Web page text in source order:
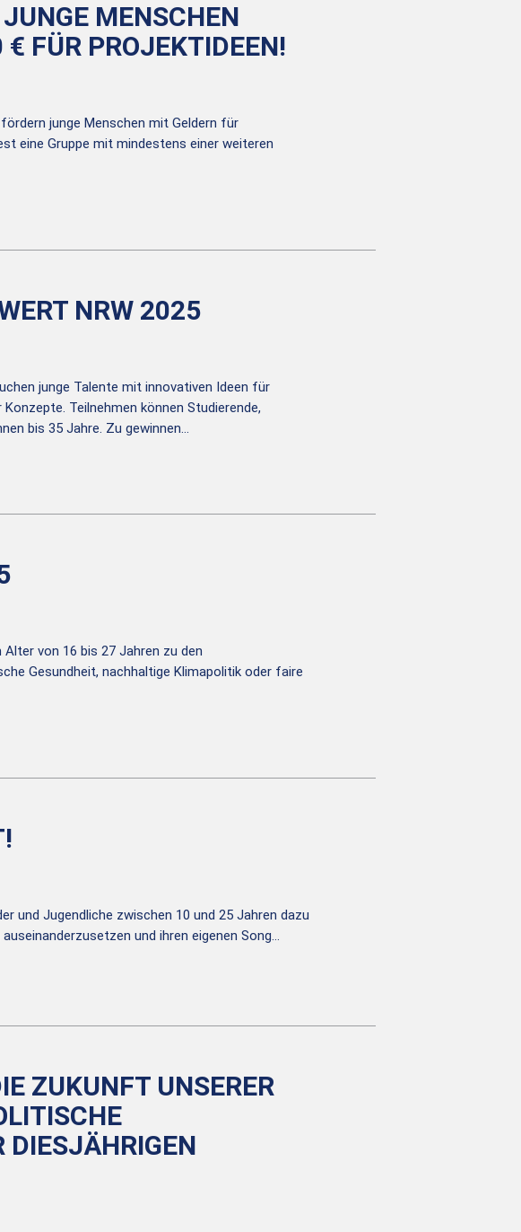
MENSCHEN
FÜR PROJEKTIDEEN!
junge Menschen mit Geldern für
eine Gruppe mit mindestens einer weiteren
NRW 2025
junge Talente mit innovativen Ideen für
Teilnehmen können Studierende,
bis 35 Jahre. Zu gewinnen…
von 16 bis 27 Jahren zu den
Gesundheit, nachhaltige Klimapolitik oder faire
und Jugendliche zwischen 10 und 25 Jahren dazu
und ihren eigenen Song…
ZUKUNFT UNSERER